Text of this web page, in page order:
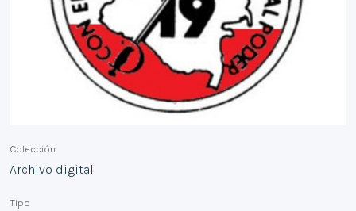
Colección
Archivo digital
Tipo